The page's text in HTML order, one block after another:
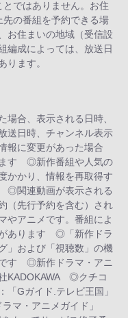
ではありません。お住
先の番組を予約できる場
お住まいの地域（受信設
編成によっては、放送日
ります。
場合、表示される日時、
送日時、チャンネル表示
に変更があった場合
ます ◎新作番組や人気の
かかり、情報を再取得す
◎関連動画が表示される
（先行予約を含む）され
やアニメです。番組によ
があります ◎「新作ドラ
」および「視聴数」の機
です ◎新作ドラマ・アニ
KADOKAWA ◎クチコ
「Gガイド.テレビ王国」
マ・アニメガイド」